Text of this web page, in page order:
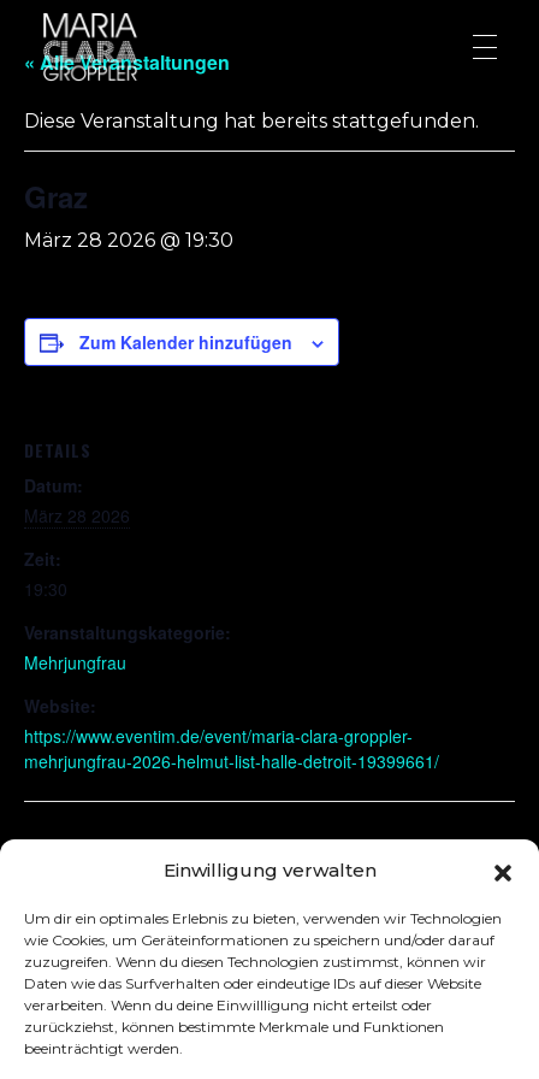
Einwilligung verwalten
Um dir ein optimales Erlebnis zu bieten, verwenden wir Technologien
wie Cookies, um Geräteinformationen zu speichern und/oder darauf
zuzugreifen. Wenn du diesen Technologien zustimmst, können wir
Daten wie das Surfverhalten oder eindeutige IDs auf dieser Website
verarbeiten. Wenn du deine Einwillligung nicht erteilst oder
zurückziehst, können bestimmte Merkmale und Funktionen
beeinträchtigt werden.
« Alle Veranstaltungen
Diese Veranstaltung hat bereits stattgefunden.
Graz
März 28 2026 @ 19:30
Zum Kalender hinzufügen
DETAILS
Datum:
März 28 2026
Zeit:
19:30
Veranstaltungskategorie:
Mehrjungfrau
Website:
https://www.eventim.de/event/maria-clara-groppler-
mehrjungfrau-2026-helmut-list-halle-detroit-19399661/